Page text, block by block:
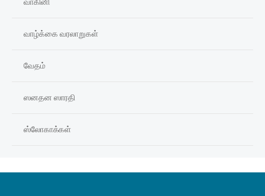
வாழ்க்கை வரலாறுகள்
வேதம்
ஸனதன ஸாரதி
ஸ்லோகாக்கள்